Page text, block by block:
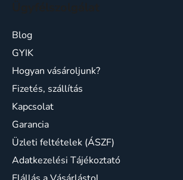
Blog
GYIK
Hogyan vásároljunk?
Fizetés, szállítás
Kapcsolat
Garancia
Üzleti feltételek (ÁSZF)
Adatkezelési Tájékoztató